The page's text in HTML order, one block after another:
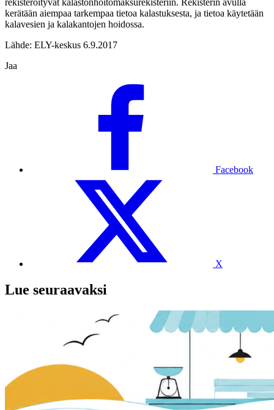
kerätään aiempaa tarkempaa tietoa kalastuksesta, ja tietoa käytetään
kalavesien ja kalakantojen hoidossa.
Lähde: ELY-keskus 6.9.2017
Jaa
Facebook
X
Lue seuraavaksi